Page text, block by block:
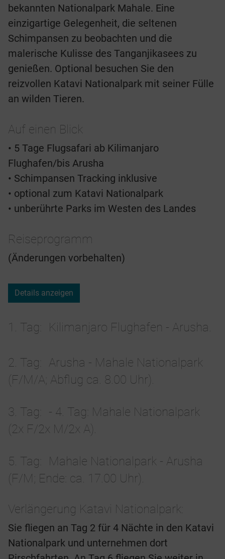
bekannten Nationalpark Mahale. Eine
einzigartige Gelegenheit, die seltenen
Schimpansen zu beobachten und die
malerische Kulisse des Tanganjikasees zu
genießen. Optional besuchen Sie den
reizvollen Katavi Nationalpark mit seiner Fülle
an wilden Tieren.
Auf einen Blick
• 5 Tage Flugsafari ab Kilimanjaro
Flughafen/bis Arusha
• Schimpansen Tracking inklusive
• optional zum Katavi Nationalpark
• unberührte Parks im Westen des Landes
Reiseprogramm
(Änderungen vorbehalten)
Details anzeigen
1. Tag Kilimanjaro Flughafen - Arusha.
2. Tag
Arusha - Mahale Nationalpark
(F/M/A; Abflug ca. 8.00 Uhr).
3. Tag
- 4. Tag: Mahale Nationalpark
(2x F/2x M/2x A).
5. Tag
Mahale Nationalpark - Arusha
(F/M; Ende: ca. 17.00 Uhr).
Verlängerung Katavi Nationalpark:
Sie fliegen an Tag 2 für 4 Nächte in den Katavi
Nationalpark und unternehmen dort